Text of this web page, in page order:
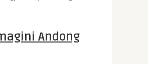
Andong